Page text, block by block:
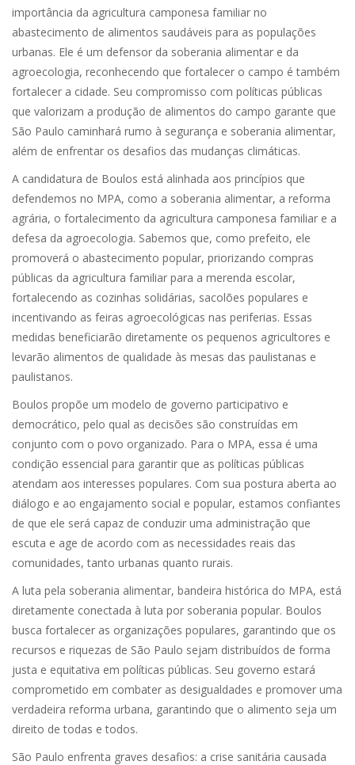
importância da agricultura camponesa familiar no
abastecimento de alimentos saudáveis para as populações
urbanas. Ele é um defensor da soberania alimentar e da
agroecologia, reconhecendo que fortalecer o campo é também
fortalecer a cidade. Seu compromisso com políticas públicas
que valorizam a produção de alimentos do campo garante que
São Paulo caminhará rumo à segurança e soberania alimentar,
além de enfrentar os desafios das mudanças climáticas.
A candidatura de Boulos está alinhada aos princípios que
defendemos no MPA, como a soberania alimentar, a reforma
agrária, o fortalecimento da agricultura camponesa familiar e a
defesa da agroecologia. Sabemos que, como prefeito, ele
promoverá o abastecimento popular, priorizando compras
públicas da agricultura familiar para a merenda escolar,
fortalecendo as cozinhas solidárias, sacolões populares e
incentivando as feiras agroecológicas nas periferias. Essas
medidas beneficiarão diretamente os pequenos agricultores e
levarão alimentos de qualidade às mesas das paulistanas e
paulistanos.
Boulos propõe um modelo de governo participativo e
democrático, pelo qual as decisões são construídas em
conjunto com o povo organizado. Para o MPA, essa é uma
condição essencial para garantir que as políticas públicas
atendam aos interesses populares. Com sua postura aberta ao
diálogo e ao engajamento social e popular, estamos confiantes
de que ele será capaz de conduzir uma administração que
escuta e age de acordo com as necessidades reais das
comunidades, tanto urbanas quanto rurais.
A luta pela soberania alimentar, bandeira histórica do MPA, está
diretamente conectada à luta por soberania popular. Boulos
busca fortalecer as organizações populares, garantindo que os
recursos e riquezas de São Paulo sejam distribuídos de forma
justa e equitativa em políticas públicas. Seu governo estará
comprometido em combater as desigualdades e promover uma
verdadeira reforma urbana, garantindo que o alimento seja um
direito de todas e todos.
São Paulo enfrenta graves desafios: a crise sanitária causada